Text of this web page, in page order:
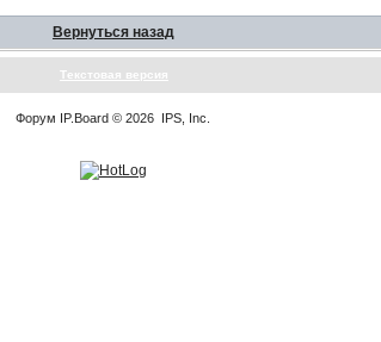
Вернуться назад
Текстовая версия
Форум IP.Board © 2026 IPS, Inc